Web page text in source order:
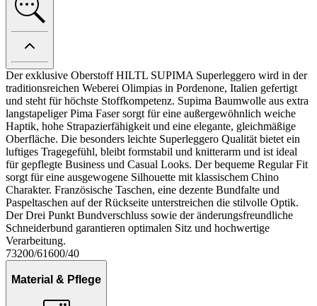
Der exklusive Oberstoff HILTL SUPIMA Superleggero wird in der
traditionsreichen Weberei Olimpias in Pordenone, Italien gefertigt
und steht für höchste Stoffkompetenz. Supima Baumwolle aus extra
langstapeliger Pima Faser sorgt für eine außergewöhnlich weiche
Haptik, hohe Strapazierfähigkeit und eine elegante, gleichmäßige
Oberfläche. Die besonders leichte Superleggero Qualität bietet ein
luftiges Tragegefühl, bleibt formstabil und knitterarm und ist ideal
für gepflegte Business und Casual Looks. Der bequeme Regular Fit
sorgt für eine ausgewogene Silhouette mit klassischem Chino
Charakter. Französische Taschen, eine dezente Bundfalte und
Paspeltaschen auf der Rückseite unterstreichen die stilvolle Optik.
Der Drei Punkt Bundverschluss sowie der änderungsfreundliche
Schneiderbund garantieren optimalen Sitz und hochwertige
Verarbeitung.
73200/61600/40
Material & Pflege